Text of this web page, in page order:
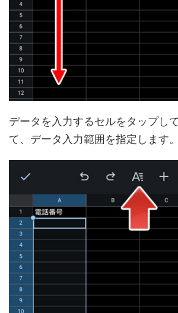
データを入力するセルをタップし
て、データ入力範囲を指定します。